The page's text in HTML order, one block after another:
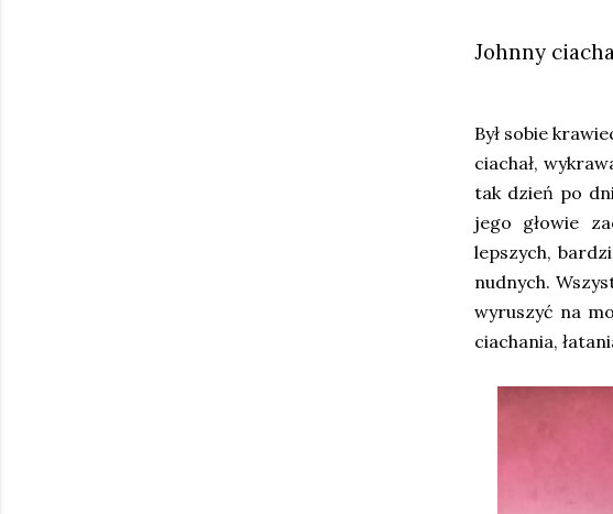
Johnny
Był sobie
ciachał,
tak dzień po
jego głowie
lepszych,
nudnych.
wyruszyć na
ciachania,